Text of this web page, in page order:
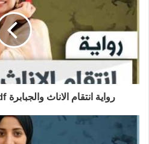
رواية انتقام الاناث والجبابرة pdf كاملة تحميل 2024